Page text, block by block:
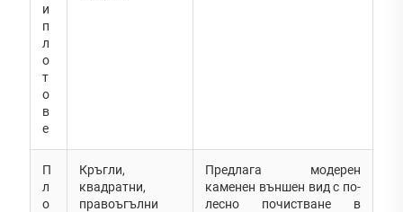
и
п
л
о
т
о
в
е
П
л
о
Кръгли,
квадратни,
правоъгълни
Предлага модерен
каменен външен вид с по-
лесно почистване в